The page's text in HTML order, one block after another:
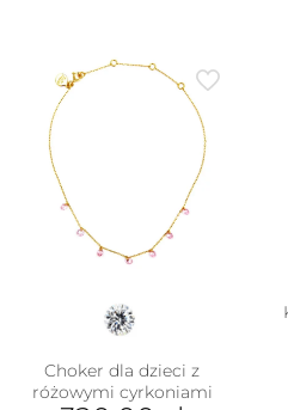
Choker dla dzieci z
różowymi cyrkoniami